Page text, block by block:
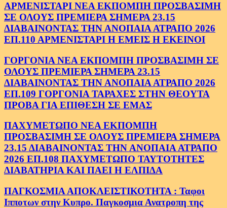
ΑΡΜΕΝΙΣΤΑΡΙ ΝΕΑ ΕΚΠΟΜΠΗ ΠΡΟΣΒΑΣΙΜΗ
ΣΕ ΟΛΟΥΣ ΠΡΕΜΙΕΡΑ ΣΗΜΕΡΑ 23.15
ΔΙΑΒΑΙΝΟΝΤΑΣ ΤΗΝ ΑΝΟΠΑΙΑ ΑΤΡΑΠΟ 2026
ΕΠ.110 ΑΡΜΕΝΙΣΤΑΡΙ Η ΕΜΕΙΣ Η ΕΚΕΙΝΟΙ
ΓΟΡΓΟΝΙΑ ΝΕΑ ΕΚΠΟΜΠΗ ΠΡΟΣΒΑΣΙΜΗ ΣΕ
ΟΛΟΥΣ ΠΡΕΜΙΕΡΑ ΣΗΜΕΡΑ 23.15
ΔΙΑΒΑΙΝΟΝΤΑΣ ΤΗΝ ΑΝΟΠΑΙΑ ΑΤΡΑΠΟ 2026
ΕΠ.109 ΓΟΡΓΟΝΙΑ ΤΑΡΑΧΕΣ ΣΤΗΝ ΘΕΟΥΤΑ
ΠΡΟΒΑ ΓΙΑ ΕΠΙΘΕΣΗ ΣΕ ΕΜΑΣ
ΠΑΧΥΜΕΤΩΠΟ ΝΕΑ ΕΚΠΟΜΠΗ
ΠΡΟΣΒΑΣΙΜΗ ΣΕ ΟΛΟΥΣ ΠΡΕΜΙΕΡΑ ΣΗΜΕΡΑ
23.15 ΔΙΑΒΑΙΝΟΝΤΑΣ ΤΗΝ ΑΝΟΠΑΙΑ ΑΤΡΑΠΟ
2026 ΕΠ.108 ΠΑΧΥΜΕΤΩΠΟ ΤΑΥΤΟΤΗΤΕΣ
ΔΙΑΒΑΤΗΡΙΑ ΚΑΙ ΠΑΕΙ Η ΕΛΠΙΔΑ
ΠΑΓΚΟΣΜΙΑ ΑΠΟΚΛΕΙΣΤΙΚΟΤΗΤΑ : Ταφοι
Ιπποτων στην Κυπρο. Παγκοσμια Ανατροπη της